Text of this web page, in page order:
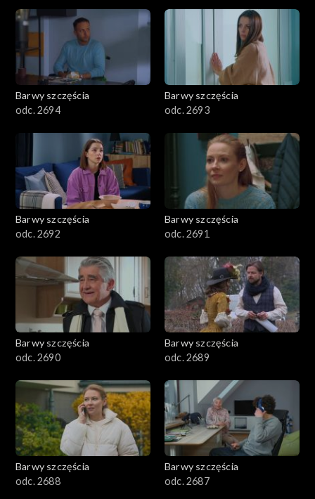
2201–2300
2101–2200
2001–2100
1801–1900
1701–1800
1601–1700
1501–1600
1401–1500
1301–1400
1101–1200
1001–1100
901–1000
Barwy szczęścia
odc. 2694
Barwy szczęścia
odc. 2693
Barwy szczęścia
odc. 2692
Barwy szczęścia
odc. 2691
Barwy szczęścia
odc. 2690
Barwy szczęścia
odc. 2689
Barwy szczęścia
odc. 2688
Barwy szczęścia
odc. 2687